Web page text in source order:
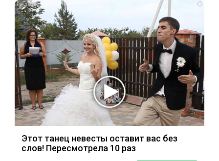
i
Этот танец невесты оставит вас без
слов! Пересмотрела 10 раз